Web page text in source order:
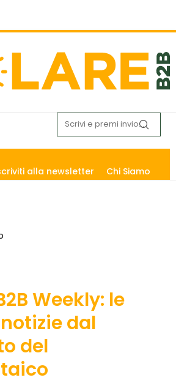
alla newsletter Chi Siamo
Weekly: le
dal
del